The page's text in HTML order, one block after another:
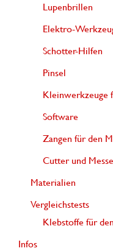
Lupenbrillen
Elektro-
Schotter-Hilfen
Pinsel
Kleinwerkzeuge
Software
Zangen für den
Cutter und
Materialien
Vergleichstests
Klebstoffe für
Infos